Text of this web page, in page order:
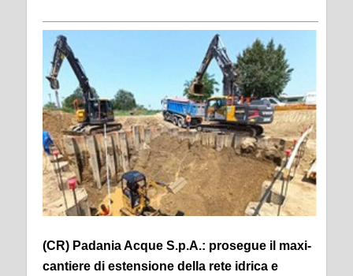
(CR) Padania Acque S.p.A.: prosegue il maxi-
cantiere di estensione della rete idrica e